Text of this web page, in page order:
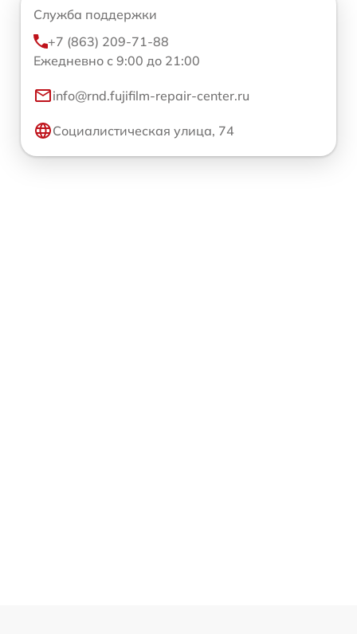
Служба поддержки
+7 (863) 209-71-88
Ежедневно с 9:00 до 21:00
info@rnd.fujifilm-repair-center.ru
Социалистическая улица, 74